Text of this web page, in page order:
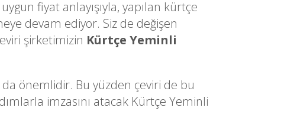
fiyat anlayışıyla, yapılan kürtçe
devam ediyor. Siz de değişen
şirketimizin Kürtçe Yeminli
önemlidir. Bu yüzden çeviri de bu
imzasını atacak Kürtçe Yeminli